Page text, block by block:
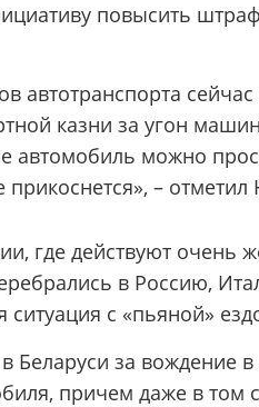
повысить
автотранспорта
казни за угон
автомобиль можно
– отметил
где действуют
в Россию,
ситуация с «пьяной»
Беларуси за вождение
причем даже в том